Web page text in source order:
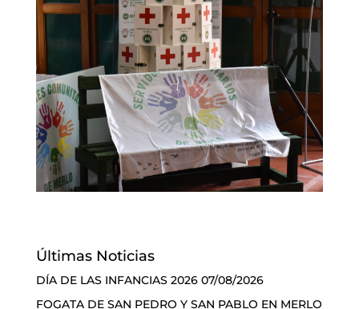
Últimas Noticias
DÍA DE LAS INFANCIAS 2026 07/08/2026
FOGATA DE SAN PEDRO Y SAN PABLO EN MERLO